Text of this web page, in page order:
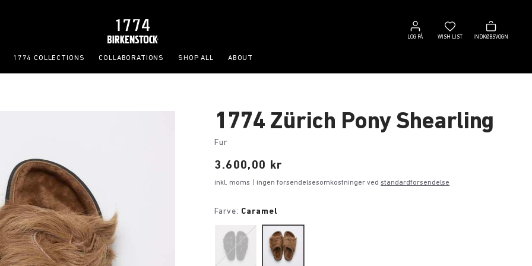
LOG PÅ
Log
på
WISH LIST
Wish
list
INDKØBSVOGN
Indkøbsvogn
1774 COLLECTIONS COLLABORATIONS SHOP ALL ABOUT
1774 Zürich Pony Shearling
Fur
Price:
3.600,00 kr
inkl. moms | ingen forsendelsesomkostninger vedstandardforsendelse
Farve: Caramel